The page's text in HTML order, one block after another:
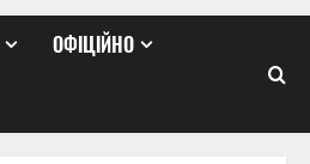
ОФІЦІЙНО